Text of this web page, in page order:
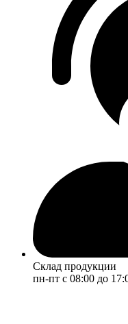
Склад продукции
пн-пт с 08:00 до